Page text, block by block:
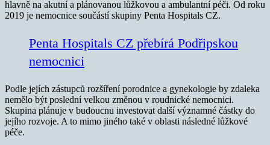
hlavně na akutní a plánovanou lůžkovou a ambulantní péči. Od roku
2019 je nemocnice součástí skupiny Penta Hospitals CZ.
Penta Hospitals CZ přebírá Podřipskou
nemocnici
Podle jejích zástupců rozšíření porodnice a gynekologie by zdaleka
nemělo být poslední velkou změnou v roudnické nemocnici.
Skupina plánuje v budoucnu investovat další významné částky do
jejího rozvoje. A to mimo jiného také v oblasti následné lůžkové
péče.